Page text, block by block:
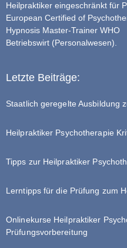
Heilpraktiker eingeschränkt für
European Certified of
Hypnosis Master-Trainer WHO
Betriebswirt (Personalwesen).
Letzte Beiträge:
Staatlich geregelte Ausbildung
Heilpraktiker Psychotherapie
Tipps zur Heilpraktiker
Lerntipps für die Prüfung zum
Onlinekurse Heilpraktiker
Prüfungsvorbereitung